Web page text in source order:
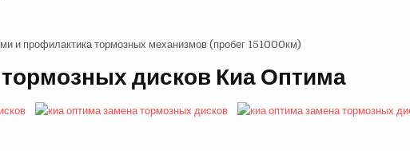
и профилактика тормозных механизмов (пробег 151000км)
дисков Киа Оптима